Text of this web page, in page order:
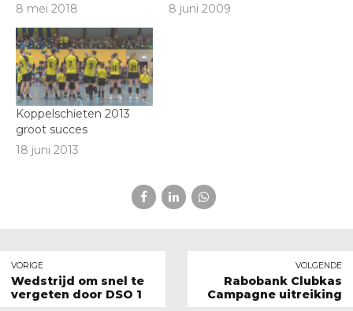
8 mei 2018
8 juni 2009
Koppelschieten 2013
groot succes
18 juni 2013
VORIGE
Wedstrijd om snel te
vergeten door DSO 1
VOLGENDE
Rabobank Clubkas
Campagne uitreiking